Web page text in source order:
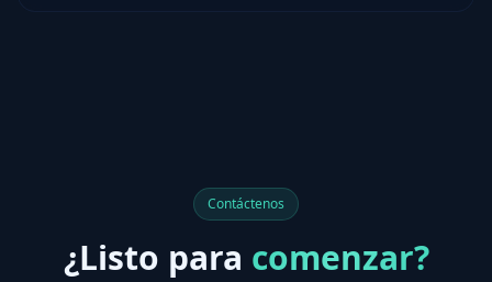
Contáctenos
¿Listo para comenzar?